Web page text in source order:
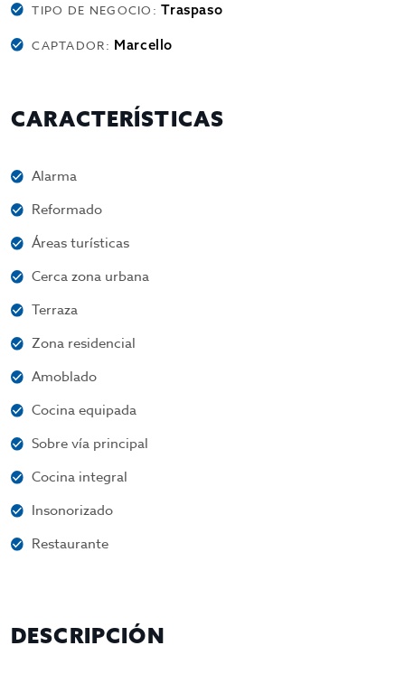
TIPO DE NEGOCIO:Traspaso
CAPTADOR: Marcello
CARACTERÍSTICAS
Alarma
Reformado
Áreas turísticas
Cerca zona urbana
Terraza
Zona residencial
Amoblado
Cocina equipada
Sobre vía principal
Cocina integral
Insonorizado
Restaurante
DESCRIPCIÓN